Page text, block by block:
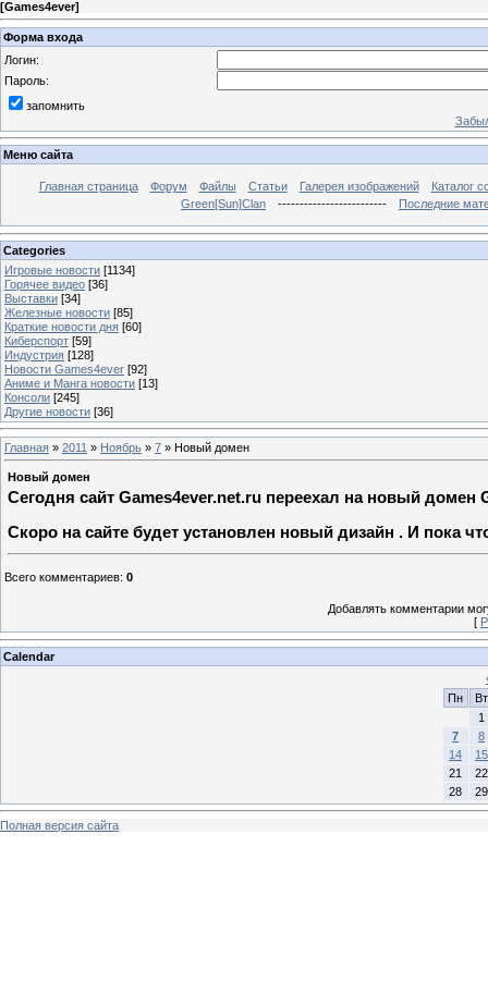
[Games4ever]
Форма входа
Логин:
Пароль:
запомнить
Меню сайта
Главная страница Форум Файлы Статьи Галерея изображений
Каталог
Green[Sun]Clan
------------------------- Последние
Categories
Игровые новости [1134]
Горячее видео [36]
Выставки [34]
Железные новости [85]
Краткие новости дня [60]
Киберспорт [59]
Индустрия [128]
Новости Games4ever [92]
Аниме и Манга новости [13]
Консоли [245]
Другие новости [36]
Главная » 2011 » Ноябрь » 7 » Новый домен
Новый домен
Сегодня сайт Games4ever.net.ru переехал на новый
Скоро на сайте будет установлен новый дизайн . И пока
Всего комментариев: 0
Добавлять комментарии
[
Calendar
Пн
Вт
1
7
8
14
15
21
22
28
29
Полная версия сайта